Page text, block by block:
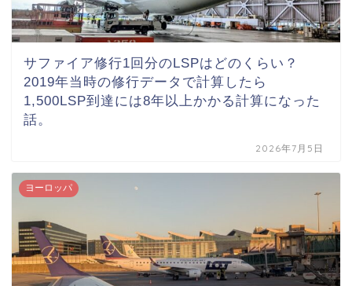
サファイア修行1回分のLSPはどのくらい？
2019年当時の修行データで計算したら
1,500LSP到達には8年以上かかる計算になった
話。
2026年7月5日
ヨーロッパ